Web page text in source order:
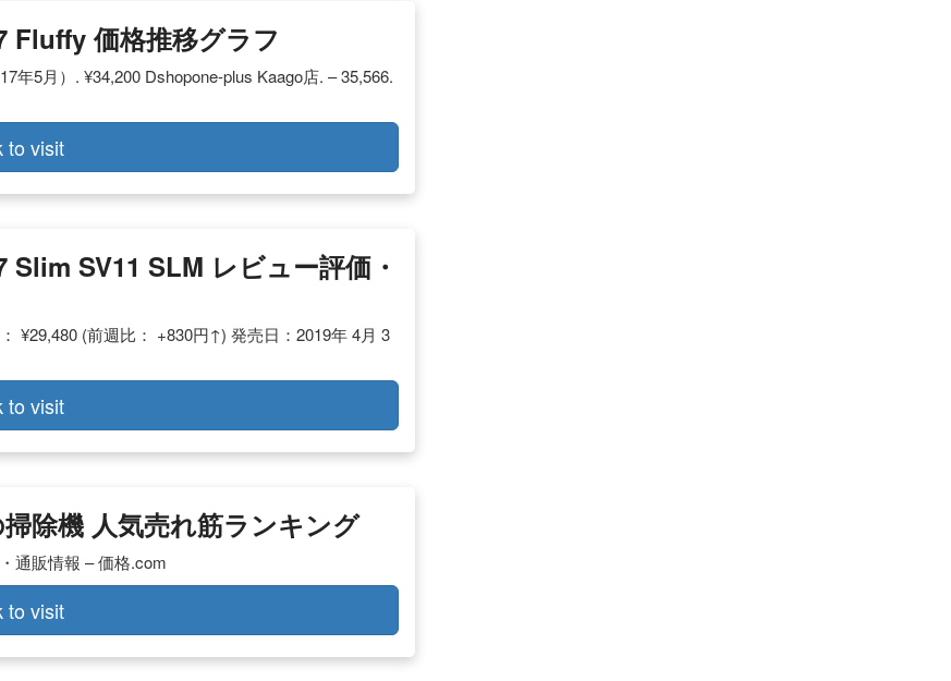
価格推移グラフ
年5月）. ¥34,200 Dshopone-plus Kaago店. – 35,566.
to visit
SV11 SLM レビュー評価・
¥29,480 (前週比： +830円↑) 発売日：2019年 4月 3
to visit
除機 人気売れ筋ランキング
通販情報 – 価格.com
to visit